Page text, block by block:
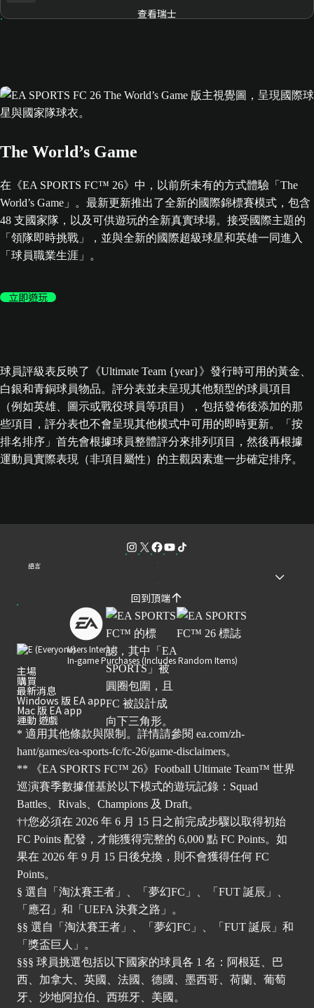
查看瑞士
The World’s Game
在《EA SPORTS FC™ 26》中，以前所未有的方式體驗「The
World’s Game」。最新更新推出了全新的國際錦標賽模式，包含
48 支國家隊，以及可供遊玩的全新真實球場。接受國際主題的
「領隊即時挑戰」，並與全新的國際超級球星和英雄一同進入
「球員職業生涯」。
立即遊玩
球員評級表反映了《Ultimate Team {year}》發行時可用的黃金、
白銀和青銅球員物品。評分表並未呈現其他類型的球員項目
（例如英雄、圖示或戰役球員等項目），包括發佈後添加的那
些項目，評分表也不會呈現其他模式中可用的即時更新。「按
排名排序」首先會根據球員整體評分來排列項目，然後再根據
運動員實際表現（非項目屬性）的主觀因素進一步確定排序。
語言
回到頂端
Users Interact
In-game Purchases (Includes Random Items)
主場
購買
最新消息
Windows 版 EA app
Mac 版 EA app
運動 遊戲
* 適用其他條款與限制。詳情請參閱 ea.com/zh-
hant/games/ea-sports-fc/fc-26/game-disclaimers。
** 《EA SPORTS FC™ 26》Football Ultimate Team™ 世界
巡演賽季數據僅基於以下模式的遊玩記錄：Squad
Battles、Rivals、Champions 及 Draft。
††您必須在 2026 年 6 月 15 日之前完成步驟以取得初始
FC Points 配發，才能獲得完整的 6,000 點 FC Points。如
果在 2026 年 9 月 15 日後兌換，則不會獲得任何 FC
Points。
§ 選自「淘汰賽王者」、「夢幻FC」、「FUT 誕辰」、
「應召」和「UEFA 決賽之路」。
§§ 選自「淘汰賽王者」、「夢幻FC」、「FUT 誕辰」和
「獎盃巨人」。
§§§ 球員挑選包括以下國家的球員各 1 名：阿根廷、巴
西、加拿大、英國、法國、德國、墨西哥、荷蘭、葡萄
牙、沙地阿拉伯、西班牙、美國。